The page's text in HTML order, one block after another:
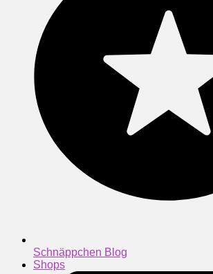
Schnäppchen Blog
Shops